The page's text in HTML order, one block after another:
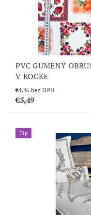
PVC GUMENÝ
V KOCKE
€4,46 bez DPH
€5,49
Tip